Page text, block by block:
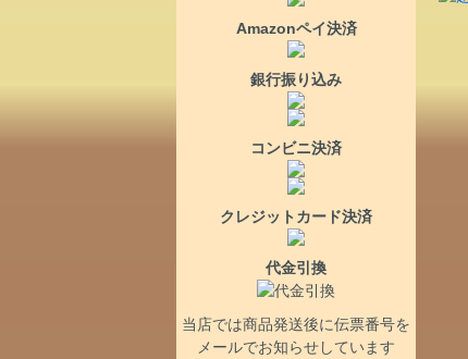
Amazonペイ決済
銀行振り込み
コンビニ決済
クレジットカード決済
代金引換
当店では商品発送後に伝票番号を
メールでお知らせしています